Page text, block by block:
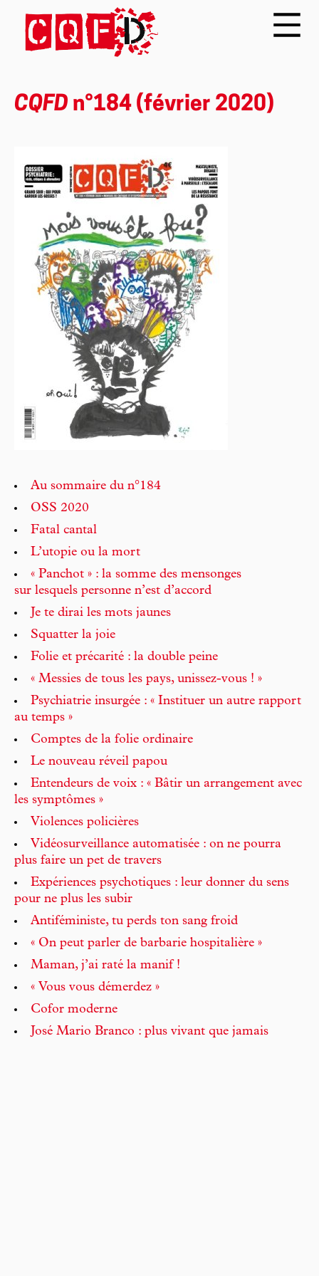
CQFD n°184 (février 2020)
Au sommaire du n°184
OSS 2020
Fatal cantal
L’utopie ou la mort
« Panchot » : la somme des mensonges
sur lesquels personne n’est d’accord
Je te dirai les mots jaunes
Squatter la joie
Folie et précarité : la double peine
« Messies de tous les pays, unissez-vous ! »
Psychiatrie insurgée : « Instituer un autre rapport
au temps »
Comptes de la folie ordinaire
Le nouveau réveil papou
Entendeurs de voix : « Bâtir un arrangement avec
les symptômes »
Violences policières
Vidéosurveillance automatisée : on ne pourra
plus faire un pet de travers
Expériences psychotiques : leur donner du sens
pour ne plus les subir
Antiféministe, tu perds ton sang froid
« On peut parler de barbarie hospitalière »
Maman, j’ai raté la manif !
« Vous vous démerdez »
Cofor moderne
José Mario Branco : plus vivant que jamais